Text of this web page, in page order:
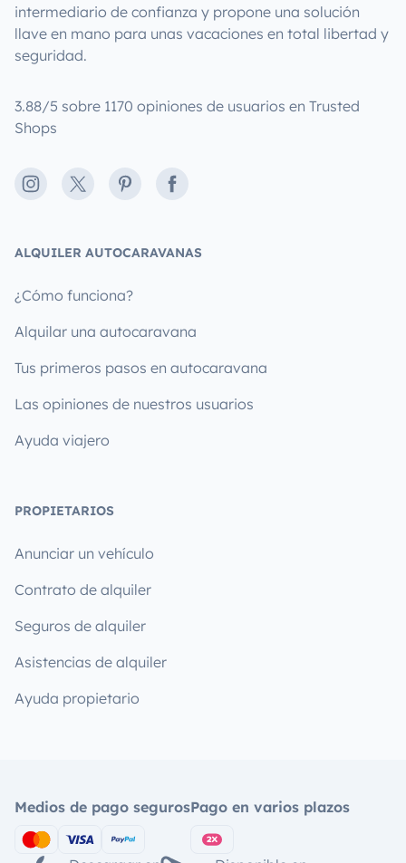
intermediario de confianza y propone una solución
llave en mano para unas vacaciones en total libertad y
seguridad.
3.88/5 sobre 1170 opiniones de usuarios en Trusted
Shops
Instagram
X PinterestFacebook
ALQUILER AUTOCARAVANAS
¿Cómo funciona?
Alquilar una autocaravana
Tus primeros pasos en autocaravana
Las opiniones de nuestros usuarios
Ayuda viajero
PROPIETARIOS
Anunciar un vehículo
Contrato de alquiler
Seguros de alquiler
Asistencias de alquiler
Ayuda propietario
Medios de pago segurosPago en varios plazos